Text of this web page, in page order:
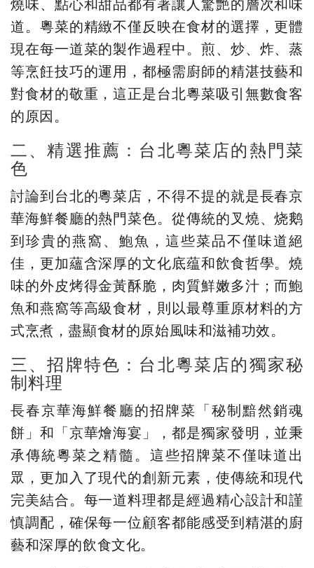
燒味、點心和甜品都有著讓人驚艷的層次和味
道。粵菜的精緻不僅反映在食材的選擇，更體
現在每一道菜的製作過程中。煎、炒、炸、蒸
等烹飪技巧的運用，都極需廚師的精湛技藝和
對食材的敬重，這正是台北粵菜吸引無數食客
的原因。
二、精選推薦：台北粵菜店的熱門菜
色
討論到台北的粵菜店，不得不提的就是長春京
華海鮮餐廳的熱門菜色。從傳統的叉燒、烧鹅
到珍貴的燕窩、鮑魚，這些菜品不僅味道絕
佳，更加蘊含深厚的文化底蕴和飲食哲學。燒
味的外皮烤得金黃酥脆，肉質鮮嫩多汁；而鮑
魚和燕窩等高級食材，則以最尊重原材料的方
式烹煮，盡顯食材的原始風味和滋補功效。
三、招牌特色：台北粵菜店的獨家秘
制料理
長春京華海鮮餐廳的招牌菜「秘制黯然銷魂
餅」和「京華燴海宴」，都是獨家發明，並秉
承傳統粵菜之精髓。這些招牌菜不僅味道出
眾，更加入了現代的創新元素，使傳統和現代
完美結合。每一道料理都是經過精心設計和謹
慎調配，確保每一位顧客都能感受到精湛的廚
藝和深厚的飲食文化。